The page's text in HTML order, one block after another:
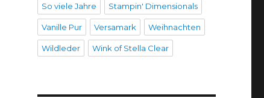
So viele Jahre Stampin' Dimensionals
Vanille Pur Versamark Weihnachten
Wildleder Wink of Stella Clear